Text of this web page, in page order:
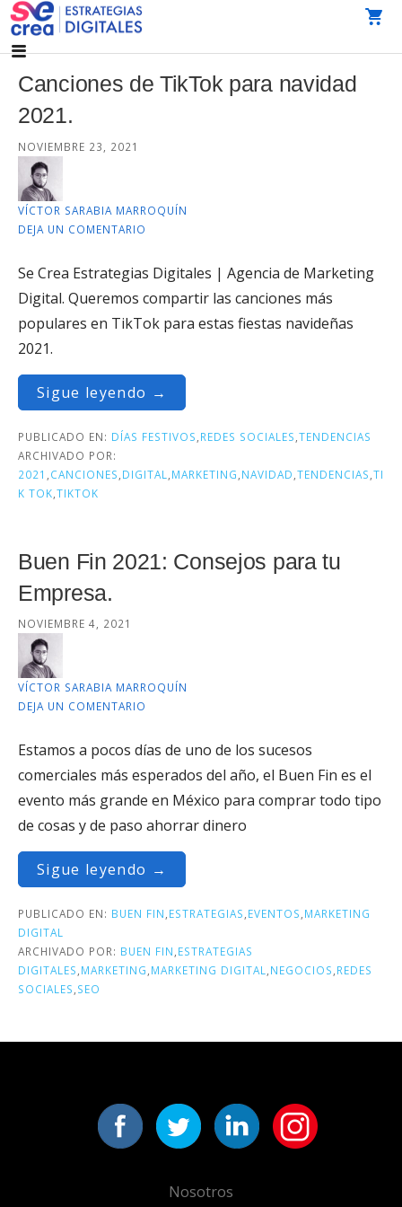
Saltar
contenido
SeCrea Estrategias Digitales | Agencia de Marketing
AGENCIA DE MARKETING DIGITAL CDMX
Canciones de TikTok para navidad
2021.
NOVIEMBRE 23, 2021
VÍCTOR SARABIA MARROQUÍN
DEJA UN COMENTARIO
Se Crea Estrategias Digitales | Agencia de Marketing
Digital. Queremos compartir las canciones más
populares en TikTok para estas fiestas navideñas
2021.
Sigue leyendo →
PUBLICADO EN: DÍAS FESTIVOS REDES SOCIALES TENDENCIAS
ARCHIVADO POR:
2021 CANCIONES DIGITAL MARKETING NAVIDAD TENDENCIAS TI
K TOK TIKTOK
Buen Fin 2021: Consejos para tu
Empresa.
NOVIEMBRE 4, 2021
VÍCTOR SARABIA MARROQUÍN
DEJA UN COMENTARIO
Estamos a pocos días de uno de los sucesos
comerciales más esperados del año, el Buen Fin es el
evento más grande en México para comprar todo tipo
de cosas y de paso ahorrar dinero
Sigue leyendo →
PUBLICADO EN: BUEN FIN ESTRATEGIAS EVENTOS MARKETING
DIGITAL
ARCHIVADO POR: BUEN FIN ESTRATEGIAS
DIGITALES MARKETING MARKETING DIGITAL NEGOCIOS REDES
SOCIALES SEO
Nosotros